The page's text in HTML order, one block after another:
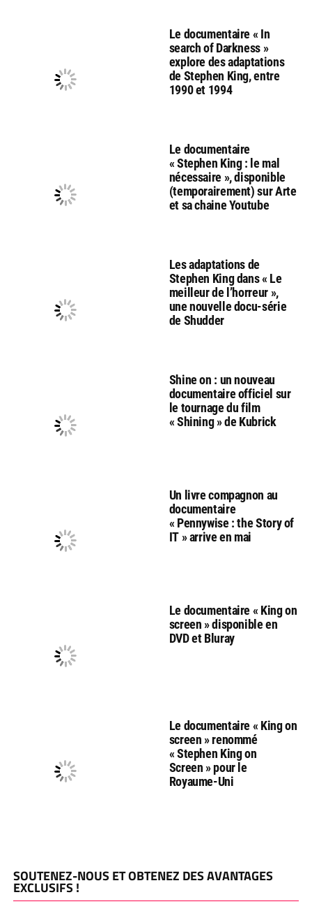
Le documentaire « In
search of Darkness »
explore des adaptations
de Stephen King, entre
1990 et 1994
Le documentaire
« Stephen King : le mal
nécessaire », disponible
(temporairement) sur Arte
et sa chaine Youtube
Les adaptations de
Stephen King dans « Le
meilleur de l’horreur »,
une nouvelle docu-série
de Shudder
Shine on : un nouveau
documentaire officiel sur
le tournage du film
« Shining » de Kubrick
Un livre compagnon au
documentaire
« Pennywise : the Story of
IT » arrive en mai
Le documentaire « King on
screen » disponible en
DVD et Bluray
Le documentaire « King on
screen » renommé
« Stephen King on
Screen » pour le
Royaume-Uni
SOUTENEZ-NOUS ET OBTENEZ DES AVANTAGES
EXCLUSIFS !